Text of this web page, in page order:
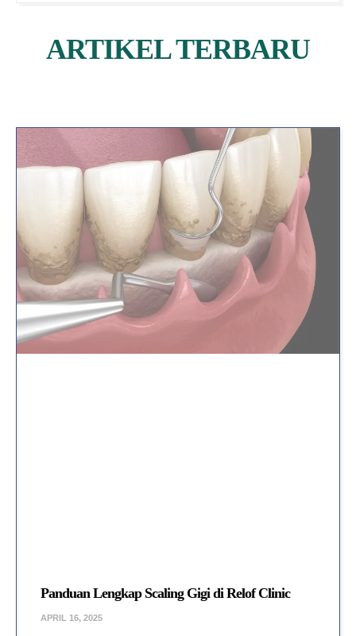
ARTIKEL TERBARU
Panduan Lengkap Scaling Gigi di Relof Clinic
APRIL 16, 2025